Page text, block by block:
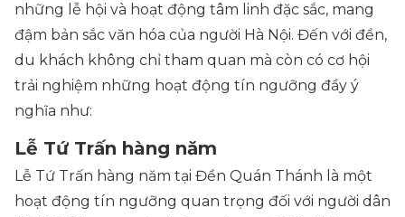
những lễ hội và hoạt động tâm linh đặc sắc, mang
đậm bản sắc văn hóa của người Hà Nội. Đến với đền,
du khách không chỉ tham quan mà còn có cơ hội
trải nghiệm những hoạt động tín ngưỡng đầy ý
nghĩa như:
Lễ Tứ Trấn hàng năm
Lễ Tứ Trấn hàng năm tại Đền Quán Thánh là một
hoạt động tín ngưỡng quan trọng đối với người dân